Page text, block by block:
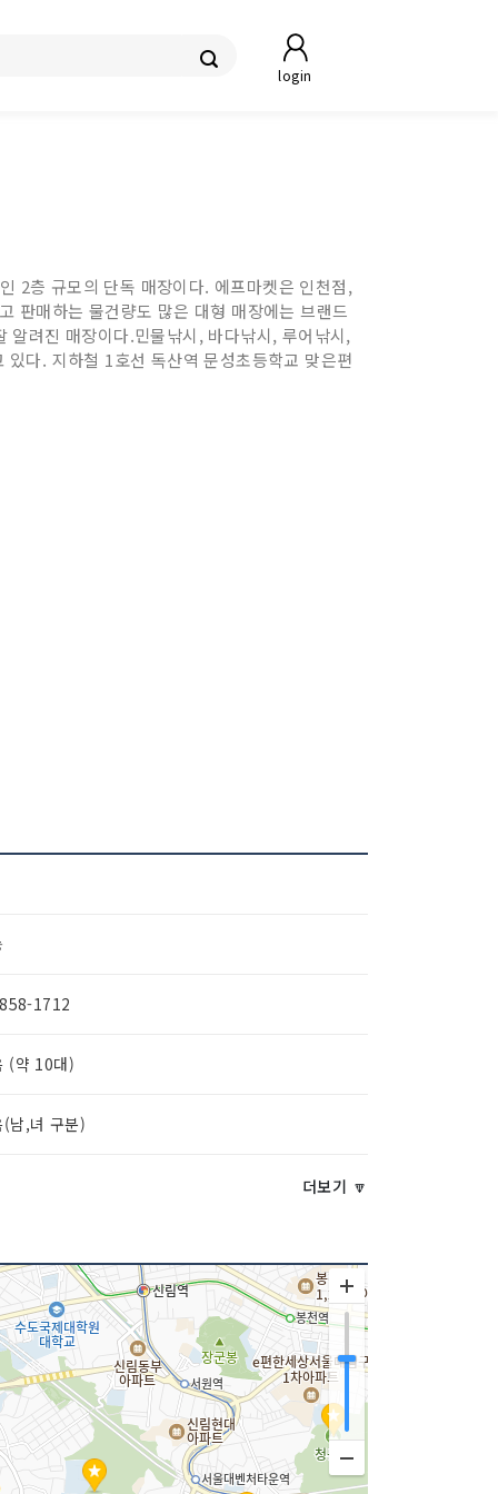
login
2층 규모의 단독 매장이다. 에프마켓은 인천점,
판매하는 물건량도 많은 대형 매장에는 브랜드
려진 매장이다.민물낚시, 바다낚시, 루어낚시,
다. 지하철 1호선 독산역 문성초등학교 맞은편
1712
(약 10대)
(남,녀 구분)
더보기 🔽